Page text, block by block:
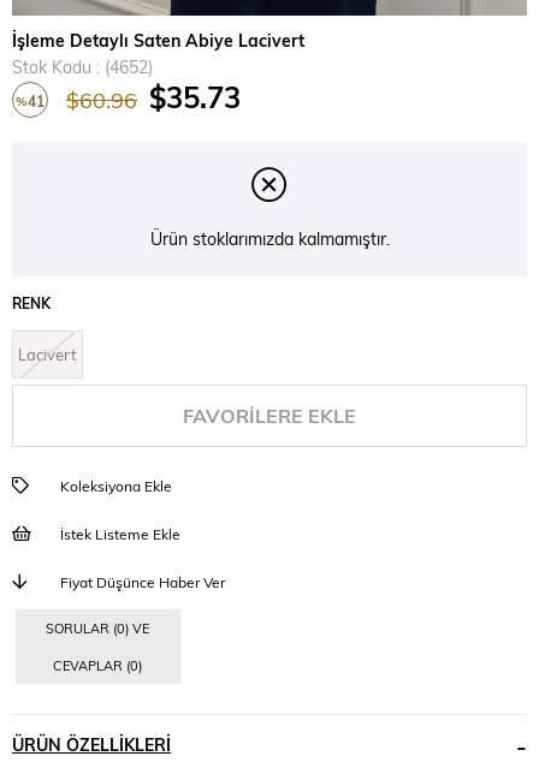
İşleme Detaylı Saten Abiye Lacivert
Stok Kodu
(4652)
%41 $60.96 $35.73
Ürün stoklarımızda kalmamıştır.
RENK
Lacivert
FAVORILERE EKLE
Koleksiyona Ekle
İstek Listeme Ekle
Fiyat Düşünce Haber Ver
SORULAR (0) VE
CEVAPLAR (0)
ÜRÜN ÖZELLIKLERI